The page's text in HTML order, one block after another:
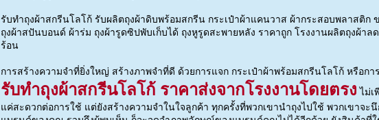
รับทำถุงผ้าสกรีนโลโก้ รับผลิตถุงผ้าดิบพร้อมสกรีน กระเป๋าผ้าแคนวาส ผ้ากระสอบพลาสติก
ถุงผ้าสปันบอนด์ ผ้าร่ม ถุงผ้ารูดซิปพับเก็บได้ ถุงหูรูดสะพายหลัง ราคาถูก โรงงานผลิตถุงผ้าล
ร้อน
การสร้างความจำที่ยิ่งใหญ่ สร้างภาพจำที่ดี ด้วยการแจก กระเป๋าผ้าพร้อมสกรีนโลโก้ หรือกา
รับทำถุงผ้าสกรีนโลโก้ ราคาส่งจากโรงงานโดยตรง ไม่เ
แค่สะดวกต่อการใช้ แต่ยังสร้างความจำในใจลูกค้า ทุกครั้งที่พวกเขานำถุงไปใช้ พวกเขาจะนึ